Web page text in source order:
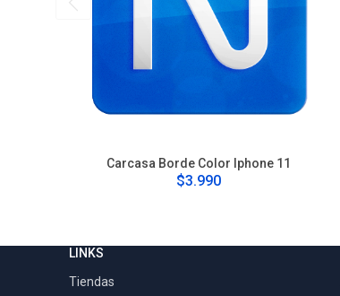
Carcasa Borde Color Iphone 11
$3.990
LINKS
Tiendas